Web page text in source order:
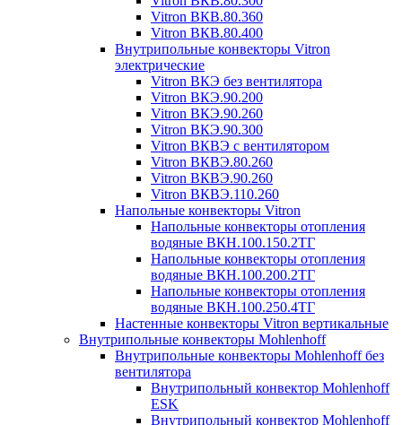
Vitron ВКВ.80.360
Vitron ВКВ.80.400
Внутрипольные конвекторы Vitron
электрические
Vitron ВКЭ без вентилятора
Vitron ВКЭ.90.200
Vitron ВКЭ.90.260
Vitron ВКЭ.90.300
Vitron ВКВЭ с вентилятором
Vitron ВКВЭ.80.260
Vitron ВКВЭ.90.260
Vitron ВКВЭ.110.260
Напольные конвекторы Vitron
Напольные конвекторы отопления
водяные ВКН.100.150.2ТГ
Напольные конвекторы отопления
водяные ВКН.100.200.2ТГ
Напольные конвекторы отопления
водяные ВКН.100.250.4ТГ
Настенные конвекторы Vitron вертикальные
Внутрипольные конвекторы Mohlenhoff
Внутрипольные конвекторы Mohlenhoff без
вентилятора
Внутрипольный конвектор Mohlenhoff
ESK
Внутрипольный конвектор Mohlenhoff